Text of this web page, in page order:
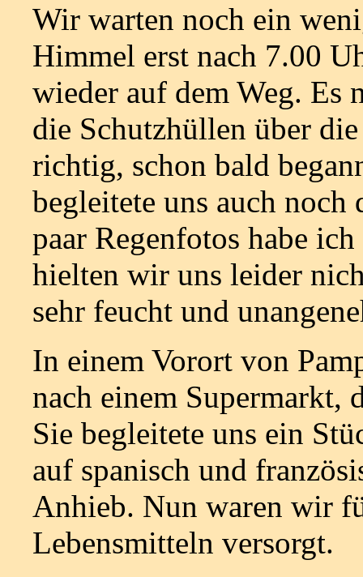
Wir warten noch ein
Himmel erst nach 7.00
wieder auf dem Weg. Es
die Schutzhüllen über
richtig, schon bald
begleitete uns auch
paar Regenfotos habe
hielten wir uns leider
sehr feucht und
In einem Vorort von
nach einem Supermarkt,
Sie begleitete uns ein
auf spanisch und
Anhieb. Nun waren wir
Lebensmitteln versorgt.